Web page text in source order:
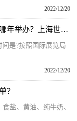
2022/12/20
上海世博会时间是哪一年？上海世博会哪年举办？上海世博会召开时间
是?按照国际展览局
2022/12/20
？
盐、黄油、纯牛奶、